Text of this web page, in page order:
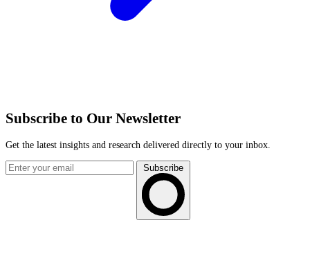
Subscribe to Our Newsletter
Get the latest insights and research delivered directly to your inbox.
Subscribe